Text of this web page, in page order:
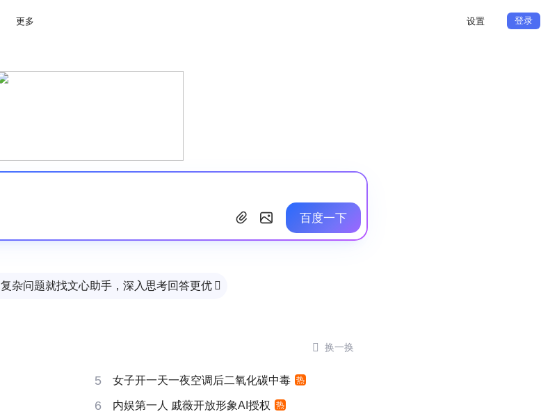
更多 设置 登录
百度一下
复杂问题就找文心助手，深入思考回答更优 
 换一换
5 女子开一天一夜空调后二氧化碳中毒 热
6 内娱第一人 戚薇开放形象AI授权 热